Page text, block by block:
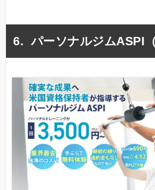
パーソナルジムASPI